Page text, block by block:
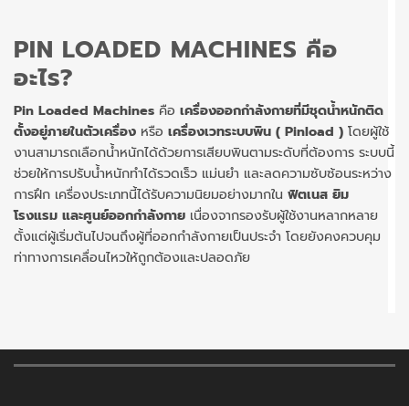
PIN LOADED MACHINES คือ
อะไร?
Pin Loaded Machines คือ เครื่องออกกำลังกายที่มีชุดน้ำหนักติด
ตั้งอยู่ภายในตัวเครื่อง หรือ เครื่องเวทระบบพิน ( Pinload ) โดยผู้ใช้
งานสามารถเลือกน้ำหนักได้ด้วยการเสียบพินตามระดับที่ต้องการ ระบบนี้
ช่วยให้การปรับน้ำหนักทำได้รวดเร็ว แม่นยำ และลดความซับซ้อนระหว่าง
การฝึก เครื่องประเภทนี้ได้รับความนิยมอย่างมากใน ฟิตเนส ยิม
โรงแรม และศูนย์ออกกำลังกาย เนื่องจากรองรับผู้ใช้งานหลากหลาย
ตั้งแต่ผู้เริ่มต้นไปจนถึงผู้ที่ออกกำลังกายเป็นประจำ โดยยังคงควบคุม
ท่าทางการเคลื่อนไหวให้ถูกต้องและปลอดภัย